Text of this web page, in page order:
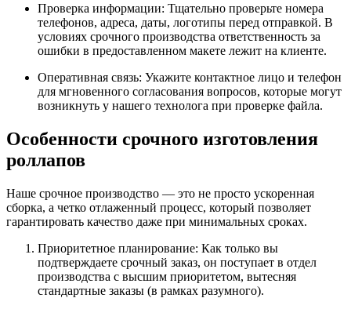
Проверка информации: Тщательно проверьте номера
телефонов, адреса, даты, логотипы перед отправкой. В
условиях срочного производства ответственность за
ошибки в предоставленном макете лежит на клиенте.
Оперативная связь: Укажите контактное лицо и телефон
для мгновенного согласования вопросов, которые могут
возникнуть у нашего технолога при проверке файла.
Особенности срочного изготовления
роллапов
Наше срочное производство — это не просто ускоренная
сборка, а четко отлаженный процесс, который позволяет
гарантировать качество даже при минимальных сроках.
Приоритетное планирование: Как только вы
подтверждаете срочный заказ, он поступает в отдел
производства с высшим приоритетом, вытесняя
стандартные заказы (в рамках разумного).